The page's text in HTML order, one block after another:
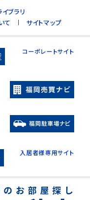
ブラリ
て サイトマップ
コーポレートサイト
入居者様専用サイト